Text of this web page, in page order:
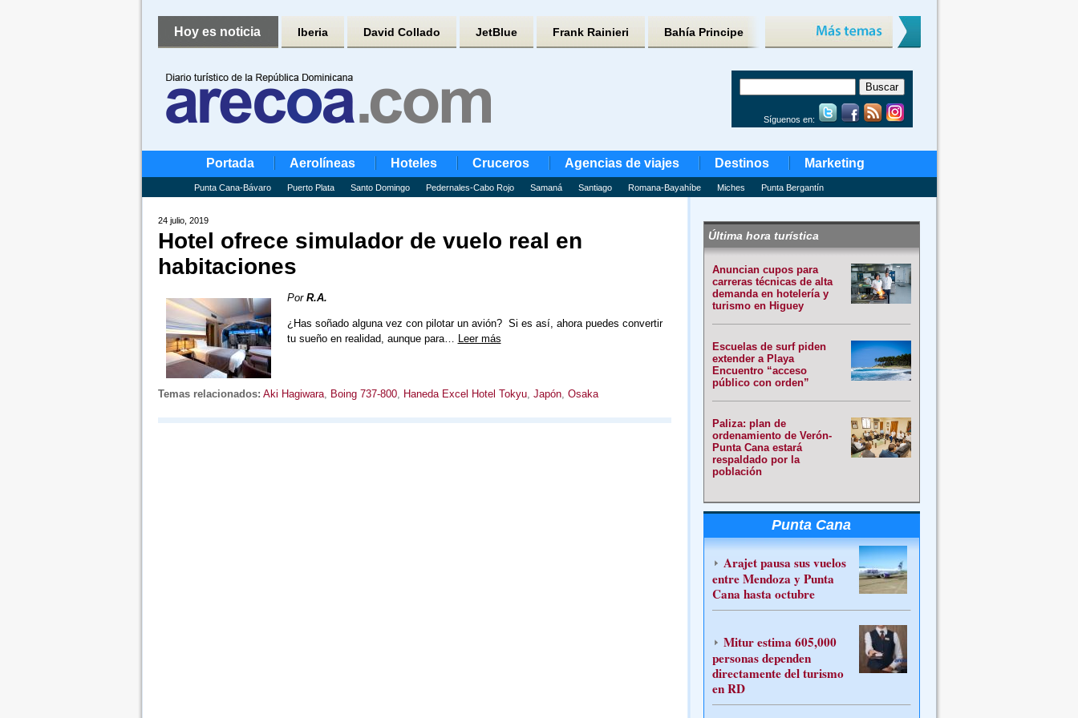
Hoy es noticia Iberia David Collado JetBlue Frank Rainieri Bahía Principe
Síguenos en:
Portada Aerolíneas Hoteles Cruceros Agencias de viajes Destinos Marketing
Punta Cana-Bávaro Puerto Plata Santo Domingo Pedernales-Cabo Rojo Samaná Santiago Romana-Bayahíbe Miches Punta Bergantín
24 julio, 2019
Hotel ofrece simulador de vuelo real en
habitaciones
Por R.A.
¿Has soñado alguna vez con pilotar un avión? Si es así, ahora puedes convertir
tu sueño en realidad, aunque para… Leer más
Temas relacionados: Aki Hagiwara, Boing 737-800, Haneda Excel Hotel Tokyu, Japón, Osaka
Última hora turística
Anuncian cupos para
carreras técnicas de alta
demanda en hotelería y
turismo en Higuey
Escuelas de surf piden
extender a Playa
Encuentro “acceso
público con orden”
Paliza: plan de
ordenamiento de Verón-
Punta Cana estará
respaldado por la
población
Punta Cana
Arajet pausa sus vuelos
entre Mendoza y Punta
Cana hasta octubre
Mitur estima 605,000
personas dependen
directamente del turismo
en RD